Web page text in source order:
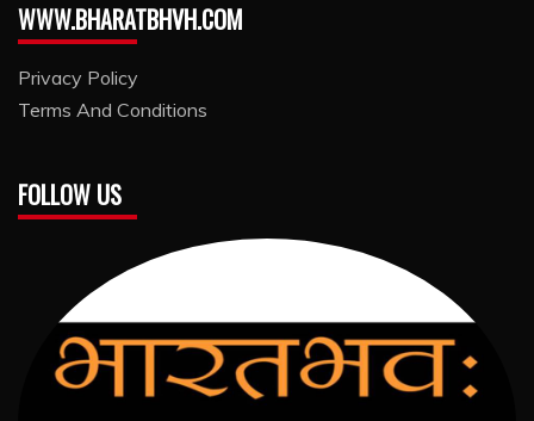
WWW.BHARATBHVH.COM
Privacy Policy
Terms And Conditions
FOLLOW US